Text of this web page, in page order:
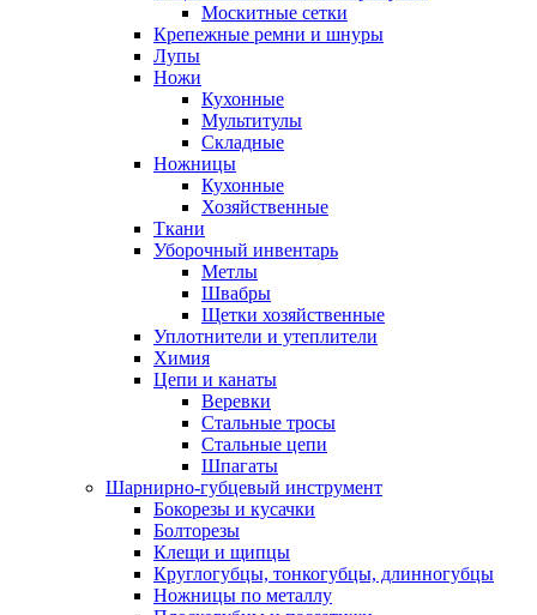
Москитные сетки
Крепежные ремни и шнуры
Лупы
Ножи
Кухонные
Мультитулы
Складные
Ножницы
Кухонные
Хозяйственные
Ткани
Уборочный инвентарь
Метлы
Швабры
Щетки хозяйственные
Уплотнители и утеплители
Химия
Цепи и канаты
Веревки
Стальные тросы
Стальные цепи
Шпагаты
Шарнирно-губцевый инструмент
Бокорезы и кусачки
Болторезы
Клещи и щипцы
Круглогубцы, тонкогубцы, длинногубцы
Ножницы по металлу